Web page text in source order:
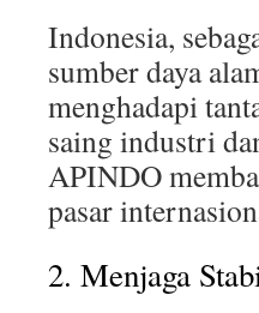
Indonesia,
sumber daya
menghadapi
saing industri
APINDO
pasar
2. Menjaga